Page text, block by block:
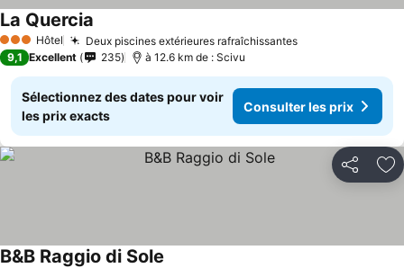
3 ÉtoilesHôtel Deux piscines extérieures rafraîchissantesConsulter les
La Quercia
9,1 Excellent 235 à 12.6 km de : Scivu
Sélectionnez des dates pour voir
les prix exacts
Consulter les prix
Partager
B&B Raggio di Sole